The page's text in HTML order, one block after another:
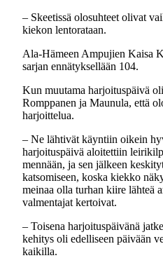
– Skeetissä olosuhteet olivat
kiekon lentorataan.
Ala-Hämeen Ampujien Kaisa
sarjan ennätyksellään 104.
Kun muutama harjoituspäivä
Romppanen ja Maunula, että
harjoittelua.
– Ne lähtivät käyntiin oikein
harjoituspäivä aloitettiin
mennään, ja sen jälkeen
katsomiseen, koska kiekko
meinaa olla turhan kiire lähteä
valmentajat kertoivat.
– Toisena harjoituspäivänä
kehitys oli edelliseen päivään
kaikilla.